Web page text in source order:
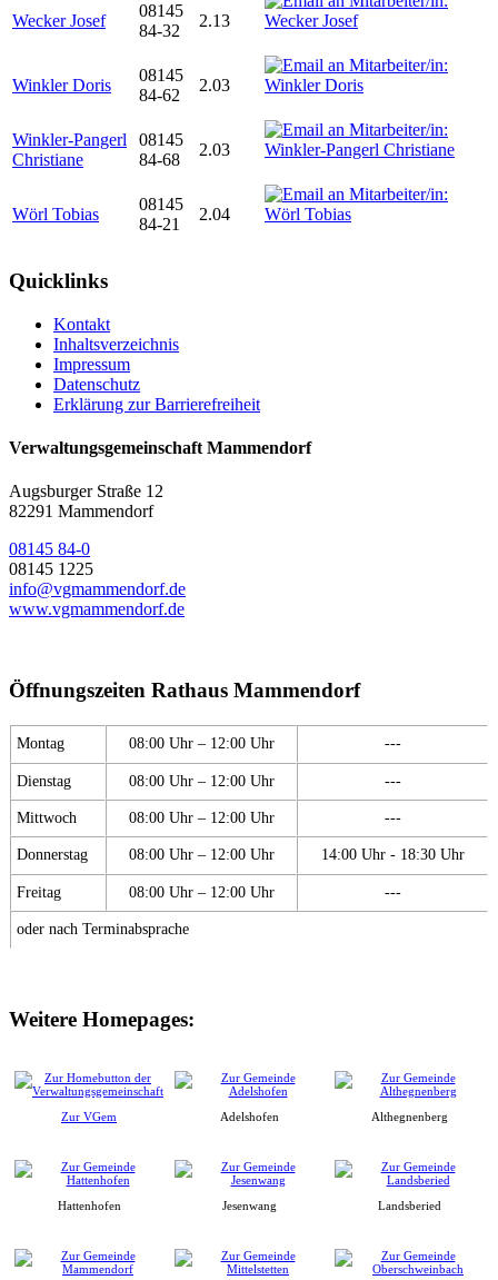
Wecker Josef
08145
84-32
2.13
Winkler Doris
08145
84-62
2.03
Winkler-Pangerl
Christiane
08145
84-68
2.03
Wörl Tobias
08145
84-21
2.04
Quicklinks
Kontakt
Inhaltsverzeichnis
Impressum
Datenschutz
Erklärung zur Barrierefreiheit
Verwaltungsgemeinschaft Mammendorf
Augsburger Straße 12
82291 Mammendorf
08145 84-0
08145 1225
info@vgmammendorf.de
www.vgmammendorf.de
Öffnungszeiten Rathaus Mammendorf
Montag 08:00 Uhr – 12:00 Uhr ---
Dienstag 08:00 Uhr – 12:00 Uhr ---
Mittwoch 08:00 Uhr – 12:00 Uhr ---
Donnerstag 08:00 Uhr – 12:00 Uhr 14:00 Uhr - 18:30 Uhr
Freitag 08:00 Uhr – 12:00 Uhr ---
oder nach Terminabsprache
Weitere Homepages:
Zur VGem Adelshofen Althegnenberg
Hattenhofen Jesenwang Landsberied